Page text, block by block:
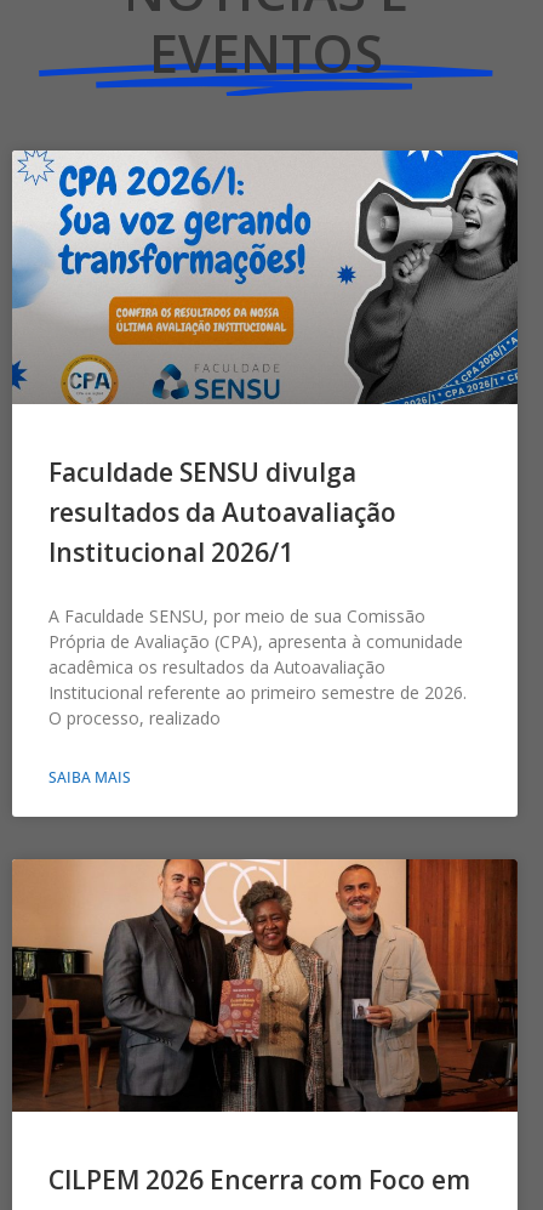
EVENTOS
Faculdade SENSU divulga
resultados da Autoavaliação
Institucional 2026/1
A Faculdade SENSU, por meio de sua Comissão
Própria de Avaliação (CPA), apresenta à comunidade
acadêmica os resultados da Autoavaliação
Institucional referente ao primeiro semestre de 2026.
O processo, realizado
SAIBA MAIS
CILPEM 2026 Encerra com Foco em